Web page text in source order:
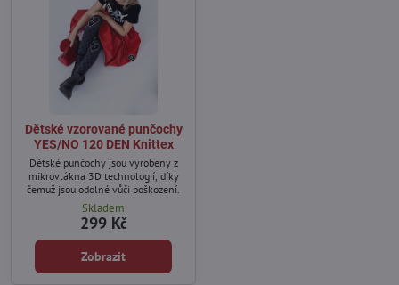
Dětské vzorované punčochy
YES/NO 120 DEN Knittex
Dětské punčochy jsou vyrobeny z
mikrovlákna 3D technologií, díky
čemuž jsou odolné vůči poškození.
Skladem
299 Kč
Zobrazit